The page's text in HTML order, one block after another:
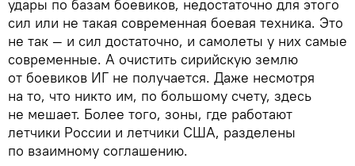
удары по базам боевиков, недостаточно для этого
сил или не такая современная боевая техника. Это
не так — и сил достаточно, и самолеты у них самые
современные. А очистить сирийскую землю
от боевиков ИГ не получается. Даже несмотря
на то, что никто им, по большому счету, здесь
не мешает. Более того, зоны, где работают
летчики России и летчики США, разделены
по взаимному соглашению.